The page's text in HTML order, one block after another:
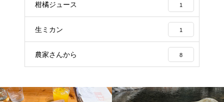
柑橘ジュース 1
生ミカン 1
農家さんから 8